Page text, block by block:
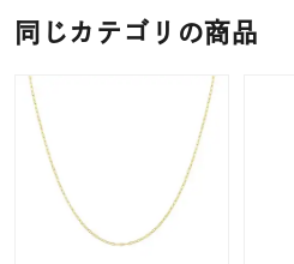
同じカテゴリの商品